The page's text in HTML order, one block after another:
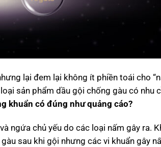
lại đem lại không ít phiền toái cho
sản phẩm dầu gội chống gàu có nhu
khuẩn có đúng như quảng cáo?
ngứa chủ yếu do các loại nấm gây ra.
sau khi gội nhưng các vi khuẩn gây